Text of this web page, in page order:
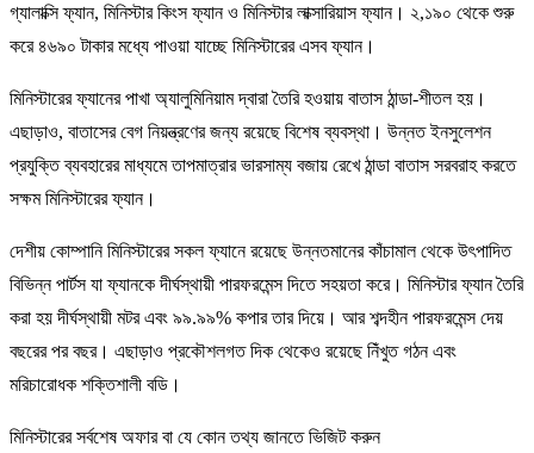
গ্যালাক্সি ফ্যান, মিনিস্টার কিংস ফ্যান ও মিনিস্টার লাক্সারিয়াস ফ্যান। ২,১৯০ থেকে শুরু
করে ৪৬৯০ টাকার মধ্যে পাওয়া যাচ্ছে মিনিস্টারের এসব ফ্যান।
মিনিস্টারের ফ্যানের পাখা অ্যালুমিনিয়াম দ্বারা তৈরি হওয়ায় বাতাস ঠান্ডা-শীতল হয়।
এছাড়াও, বাতাসের বেগ নিয়ন্ত্রণের জন্য রয়েছে বিশেষ ব্যবস্থা। উন্নত ইনসুলেশন
প্রযুক্তি ব্যবহারের মাধ্যমে তাপমাত্রার ভারসাম্য বজায় রেখে ঠান্ডা বাতাস সরবরাহ করতে
সক্ষম মিনিস্টারের ফ্যান।
দেশীয় কোম্পানি মিনিস্টারের সকল ফ্যানে রয়েছে উন্নতমানের কাঁচামাল থেকে উৎপাদিত
বিভিন্ন পার্টস যা ফ্যানকে দীর্ঘস্থায়ী পারফরমেন্স দিতে সহয়তা করে। মিনিস্টার ফ্যান তৈরি
করা হয় দীর্ঘস্থায়ী মটর এবং ৯৯.৯৯% কপার তার দিয়ে। আর শব্দহীন পারফরমেন্স দেয়
বছরের পর বছর। এছাড়াও প্রকৌশলগত দিক থেকেও রয়েছে নিঁখুত গঠন এবং
মরিচারোধক শক্তিশালী বডি।
মিনিস্টারের সর্বশেষ অফার বা যে কোন তথ্য জানতে ভিজিট করুন